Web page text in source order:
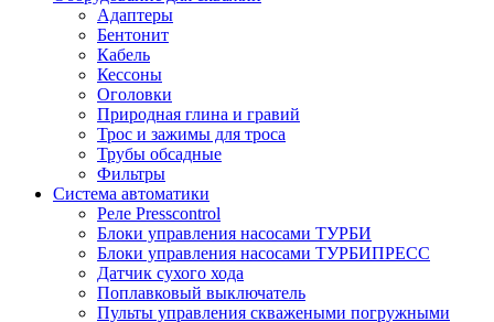
Адаптеры
Бентонит
Кабель
Кессоны
Оголовки
Природная глина и гравий
Трос и зажимы для троса
Трубы обсадные
Фильтры
Система автоматики
Реле Presscontrol
Блоки управления насосами ТУРБИ
Блоки управления насосами ТУРБИПРЕСС
Датчик сухого хода
Поплавковый выключатель
Пульты управления скважеными погружными